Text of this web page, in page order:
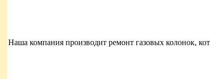
Наша компания производит ремонт газовых колонок,